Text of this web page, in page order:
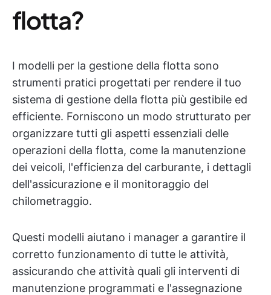
flotta?
I modelli per la gestione della flotta sono
strumenti pratici progettati per rendere il tuo
sistema di gestione della flotta più gestibile ed
efficiente. Forniscono un modo strutturato per
organizzare tutti gli aspetti essenziali delle
operazioni della flotta, come la manutenzione
dei veicoli, l'efficienza del carburante, i dettagli
dell'assicurazione e il monitoraggio del
chilometraggio.
Questi modelli aiutano i manager a garantire il
corretto funzionamento di tutte le attività,
assicurando che attività quali gli interventi di
manutenzione programmati e l'assegnazione